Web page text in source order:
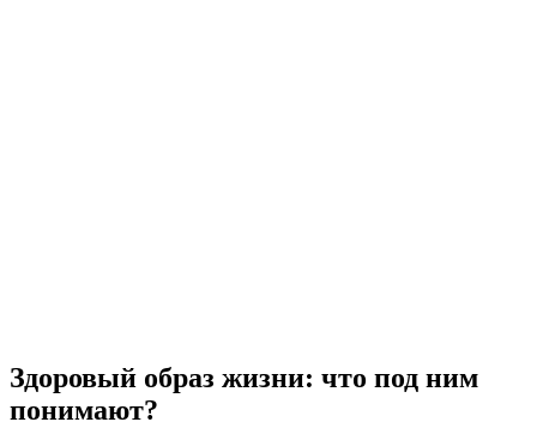
Здоровый образ жизни: что под ним
понимают?